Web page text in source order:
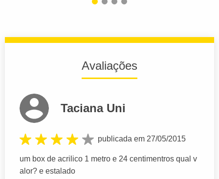
Avaliações
Taciana Uni
publicada em 27/05/2015
um box de acrilico 1 metro e 24 centimentros qual v
alor? e estalado